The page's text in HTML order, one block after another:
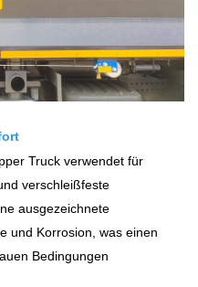
Truck verwendet für
verschleißfeste
ausgezeichnete
und Korrosion, was einen
Bedingungen